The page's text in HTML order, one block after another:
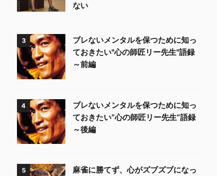
ない
3
ブレないメンタルを保つために知っ
ておきたい"心の師匠リー先生"語録
～前編
4
ブレないメンタルを保つために知っ
ておきたい”心の師匠リー先生”語録
～後編
5
麻雀に勝てず、心がズブズブになっ